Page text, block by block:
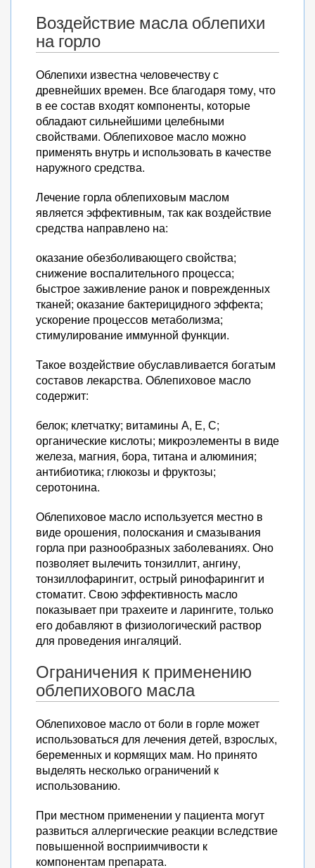
Воздействие масла облепихи
на горло
Облепихи известна человечеству с
древнейших времен. Все благодаря тому, что
в ее состав входят компоненты, которые
обладают сильнейшими целебными
свойствами. Облепиховое масло можно
применять внутрь и использовать в качестве
наружного средства.
Лечение горла облепиховым маслом
является эффективным, так как воздействие
средства направлено на:
оказание обезболивающего свойства;
снижение воспалительного процесса;
быстрое заживление ранок и поврежденных
тканей; оказание бактерицидного эффекта;
ускорение процессов метаболизма;
стимулирование иммунной функции.
Такое воздействие обуславливается богатым
составов лекарства. Облепиховое масло
содержит:
белок; клетчатку; витамины А, Е, С;
органические кислоты; микроэлементы в виде
железа, магния, бора, титана и алюминия;
антибиотика; глюкозы и фруктозы;
серотонина.
Облепиховое масло используется местно в
виде орошения, полоскания и смазывания
горла при разнообразных заболеваниях. Оно
позволяет вылечить тонзиллит, ангину,
тонзиллофарингит, острый ринофарингит и
стоматит. Свою эффективность масло
показывает при трахеите и ларингите, только
его добавляют в физиологический раствор
для проведения ингаляций.
Ограничения к применению
облепихового масла
Облепиховое масло от боли в горле может
использоваться для лечения детей, взрослых,
беременных и кормящих мам. Но принято
выделять несколько ограничений к
использованию.
При местном применении у пациента могут
развиться аллергические реакции вследствие
повышенной восприимчивости к
компонентам препарата.